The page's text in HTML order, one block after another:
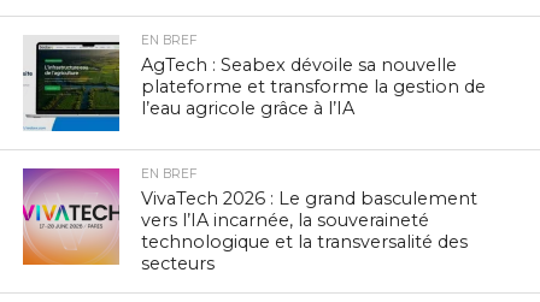
EN BREF
AgTech : Seabex dévoile sa nouvelle
plateforme et transforme la gestion de
l’eau agricole grâce à l’IA
EN BREF
VivaTech 2026 : Le grand basculement
vers l’IA incarnée, la souveraineté
technologique et la transversalité des
secteurs